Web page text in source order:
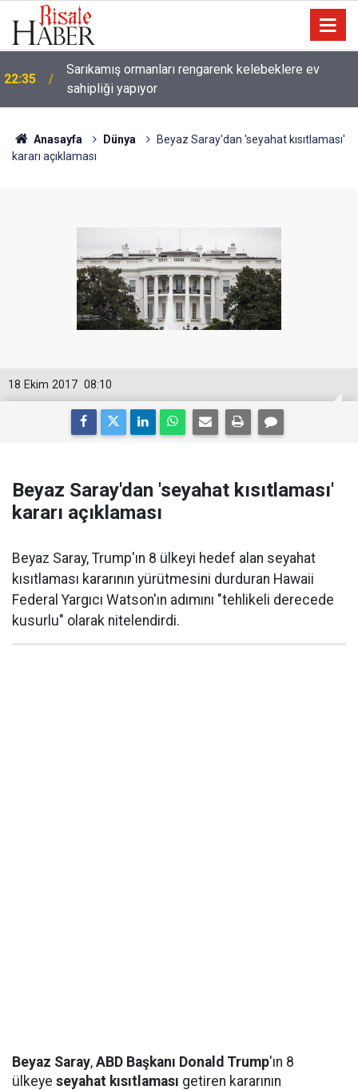
22:35
Sarıkamış ormanları rengarenk kelebeklere ev
sahipliği yapıyor
Anasayfa Dünya
Beyaz Saray'dan 'seyahat kısıtlaması'
kararı açıklaması
08:10
18 Ekim 2017
Beyaz Saray'dan 'seyahat kısıtlaması'
kararı açıklaması
Beyaz Saray, Trump'ın 8 ülkeyi hedef alan seyahat
kısıtlaması kararının yürütmesini durduran Hawaii
Federal Yargıcı Watson'ın adımını "tehlikeli derecede
kusurlu" olarak nitelendirdi.
Beyaz Saray, ABD Başkanı Donald Trump'ın 8
ülkeye seyahat kısıtlaması getiren kararının